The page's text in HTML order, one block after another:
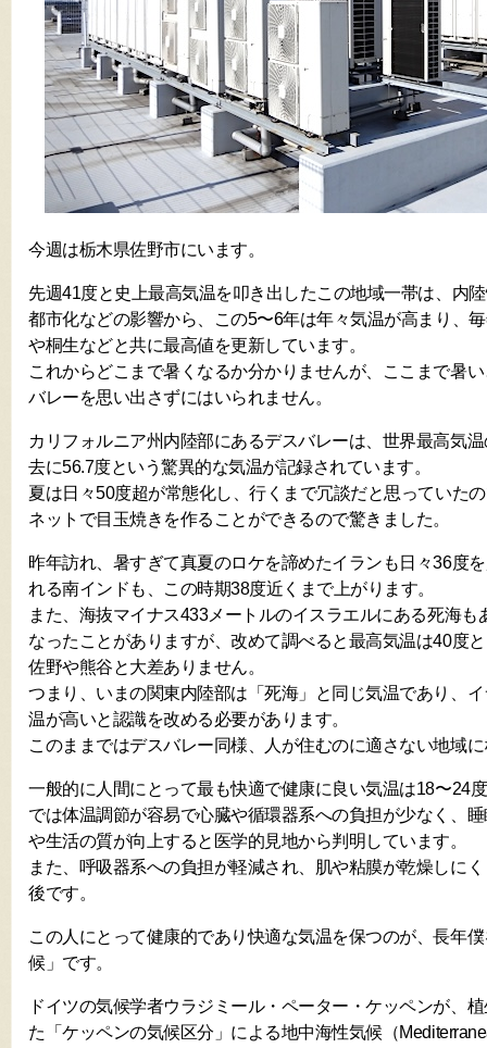
今週は栃木県佐野市にいます。
先週41度と史上最高気温を叩き出したこの地域一帯は、内
都市化などの影響から、この5〜6年は年々気温が高まり、
や桐生などと共に最高値を更新しています。
これからどこまで暑くなるか分かりませんが、ここまで暑
バレーを思い出さずにはいられません。
カリフォルニア州内陸部にあるデスバレーは、世界最高気
去に56.7度という驚異的な気温が記録されています。
夏は日々50度超が常態化し、行くまで冗談だと思っていた
ネットで目玉焼きを作ることができるので驚きました。
昨年訪れ、暑すぎて真夏のロケを諦めたイランも日々36度
れる南インドも、この時期38度近くまで上がります。
また、海抜マイナス433メートルのイスラエルにある死海も
なったことがありますが、改めて調べると最高気温は40度
佐野や熊谷と大差ありません。
つまり、いまの関東内陸部は「死海」と同じ気温であり、
温が高いと認識を改める必要があります。
このままではデスバレー同様、人が住むのに適さない地域
一般的に人間にとって最も快適で健康に良い気温は18〜24
では体温調節が容易で心臓や循環器系への負担が少なく、
や生活の質が向上すると医学的見地から判明しています。
また、呼吸器系への負担が軽減され、肌や粘膜が乾燥しに
後です。
この人にとって健康的であり快適な気温を保つのが、長年
候」です。
ドイツの気候学者ウラジミール・ペーター・ケッペンが、
た「ケッペンの気候区分」による地中海性気候（